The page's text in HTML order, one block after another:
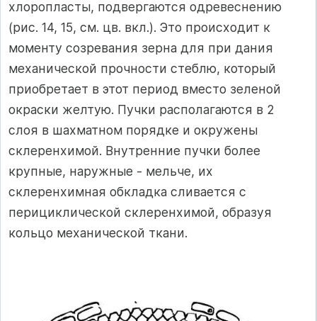
хлоропласты, подвергаются одревеснению
(рис. 14, 15, см. цв. вкл.). Это происходит к
моменту созревания зерна для при дания
механической прочности стеблю, который
приобретает в этот период вместо зеленой
окраски желтую. Пучки располагаются в 2
слоя в шахматном порядке и окружены
склеренхимой. Внутренние пучки более
крупные, наружные - мельче, их
склеренхимная обкладка сливается с
перициклической склеренхимой, образуя
кольцо механической ткани.